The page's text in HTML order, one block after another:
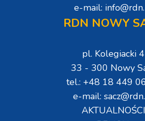
e-mail:
RDN NOWY
pl. Kolegiacki 4
33 - 300 Nowy
tel.: +48 18 449
e-mail:
AKTUALNOŚCI